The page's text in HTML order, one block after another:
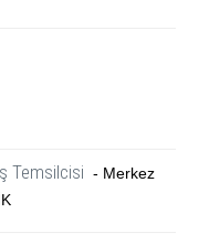
Temsilcisi - Merkez